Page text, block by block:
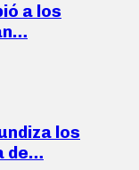
a los
los
de…